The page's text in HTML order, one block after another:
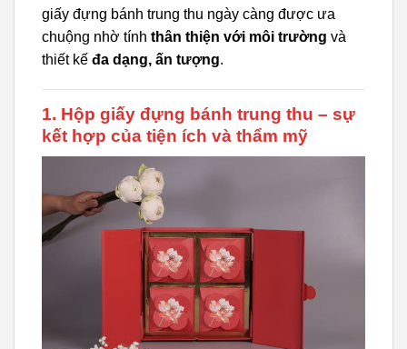
giấy đựng bánh trung thu ngày càng được ưa
chuộng nhờ tính thân thiện với môi trường và
thiết kế đa dạng, ấn tượng.
1. Hộp giấy đựng bánh trung thu – sự
kết hợp của tiện ích và thẩm mỹ